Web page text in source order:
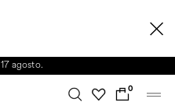
agosto il Servizio Clienti non sarà
agosto.
0